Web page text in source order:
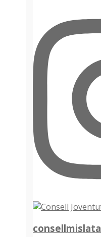
consellmislata